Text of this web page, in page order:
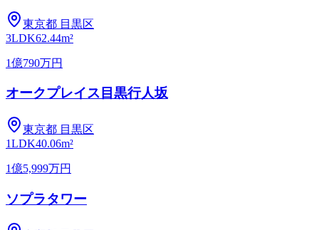
東京都 目黒区
3LDK62.44m²
1億790万円
オークプレイス目黒行人坂
東京都 目黒区
1LDK40.06m²
1億5,999万円
ソプラタワー